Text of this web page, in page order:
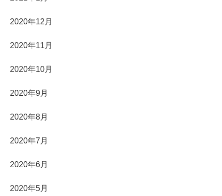
2020年12月
2020年11月
2020年10月
2020年9月
2020年8月
2020年7月
2020年6月
2020年5月